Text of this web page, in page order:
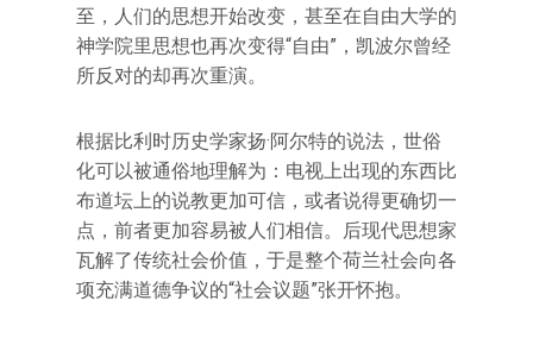
至，人们的思想开始改变，甚至在自由大学的
神学院里思想也再次变得“自由”，凯波尔曾经
所反对的却再次重演。
根据比利时历史学家扬·阿尔特的说法，世俗
化可以被通俗地理解为：电视上出现的东西比
布道坛上的说教更加可信，或者说得更确切一
点，前者更加容易被人们相信。后现代思想家
瓦解了传统社会价值，于是整个荷兰社会向各
项充满道德争议的“社会议题”张开怀抱。